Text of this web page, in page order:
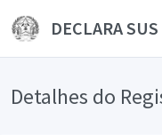
DECLARA SUS
Detalhes do